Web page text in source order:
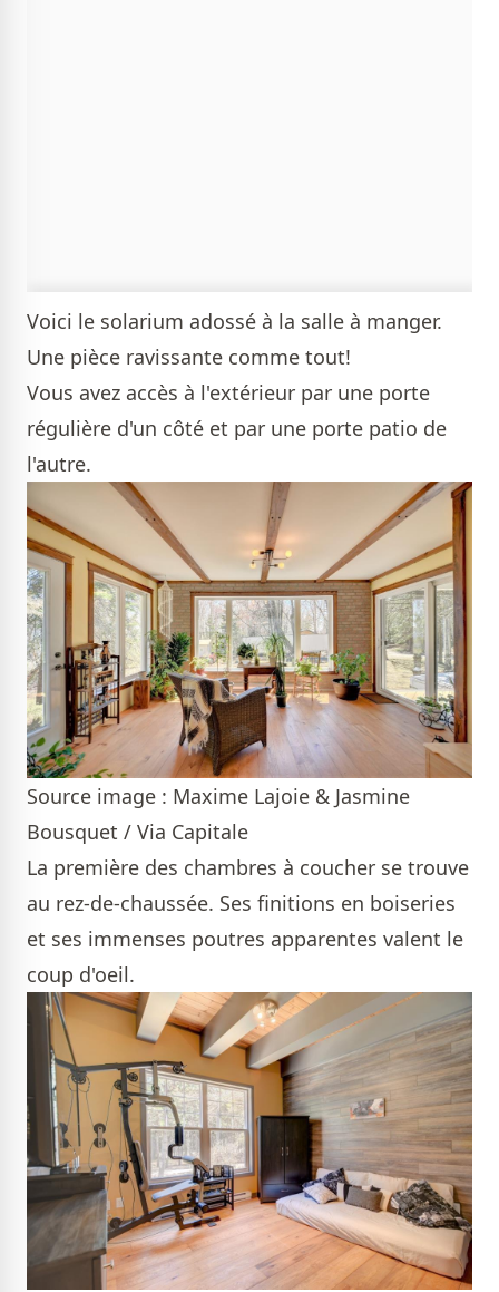
Voici le solarium adossé à la salle à manger.
Une pièce ravissante comme tout!
Vous avez accès à l'extérieur par une porte
régulière d'un côté et par une porte patio de
l'autre.
Source image : Maxime Lajoie & Jasmine
Bousquet / Via Capitale
La première des chambres à coucher se trouve
au rez-de-chaussée. Ses finitions en boiseries
et ses immenses poutres apparentes valent le
coup d'oeil.